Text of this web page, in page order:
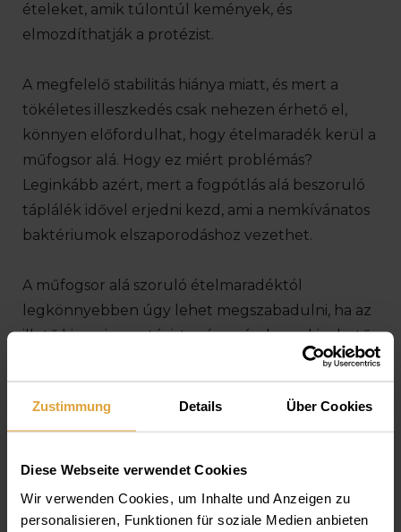
Zustimmung Details Über Cookies
Diese Webseite verwendet Cookies
Wir verwenden Cookies, um Inhalte und Anzeigen zu
personalisieren, Funktionen für soziale Medien anbieten
ételeket, amik túlontúl kemények, és
elmozdíthatják a protézist.
A megfelelő stabilitás hiánya miatt, és mert a
tökéletes illeszkedés csak nehezen érhető el,
könnyen előfordulhat, hogy ételmaradék kerül a
műfogsor alá. Hogy ez miért problémás?
Leginkább azért, mert a fogpótlás alá beszoruló
táplálék idővel erjedni kezd, ami a nemkívánatos
baktériumok elszaporodáshoz vezethet.
A műfogsor alá szoruló ételmaradéktól
legkönnyebben úgy lehet megszabadulni, ha az
illető kiveszi a protézist, míg a részleges kivehető
fogköztisztító kefe is használható erre a célra.
MIÉRT KELL A
MŰFOGSORT TISZTÍTANI?